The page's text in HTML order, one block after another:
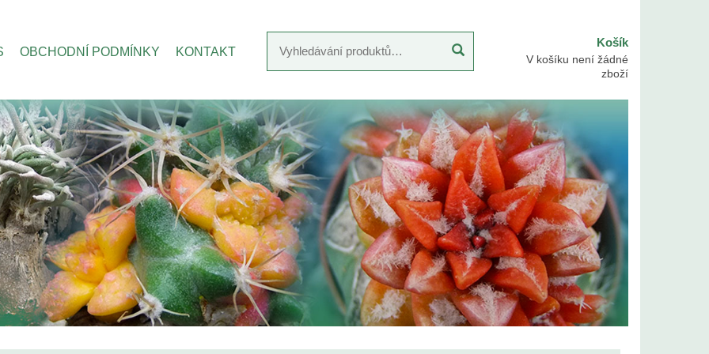
OBCHODNÍ PODMÍNKY KONTAKT
Košík
V košíku není žádné
zboží